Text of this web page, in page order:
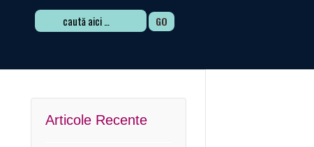
Search
for:
Articole Recente